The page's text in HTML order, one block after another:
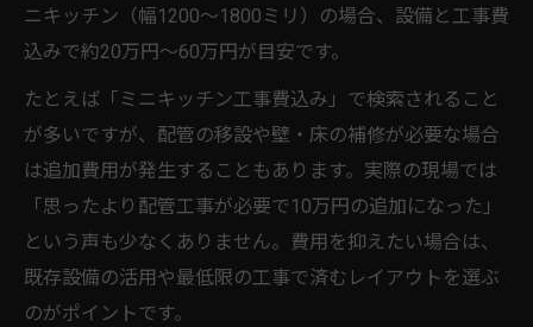
ニキッチン（幅1200～1800ミリ）の場合、設備と工事費
込みで約20万円～60万円が目安です。
たとえば「ミニキッチン工事費込み」で検索されること
が多いですが、配管の移設や壁・床の補修が必要な場合
は追加費用が発生することもあります。実際の現場では
「思ったより配管工事が必要で10万円の追加になった」
という声も少なくありません。費用を抑えたい場合は、
既存設備の活用や最低限の工事で済むレイアウトを選ぶ
のがポイントです。